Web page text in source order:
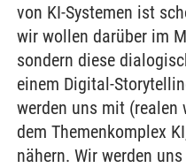
von KI-Systemen ist
wir wollen darüber im
sondern diese
einem Digital-
werden uns mit
dem Themenkomplex
nähern. Wir werden